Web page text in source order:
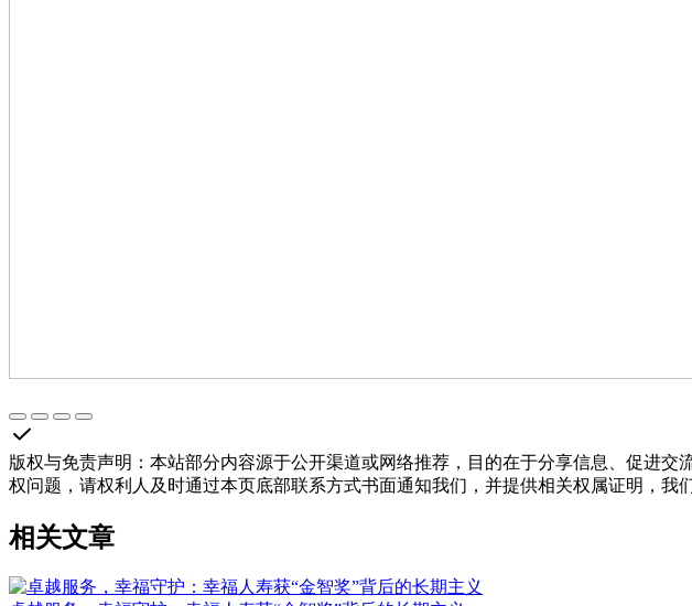
版权与免责声明 ： 本站部分内容源于公开渠道或网络推荐，目的在于分享信息、促进
权问题，请权利人及时通过本页底部联系方式书面通知我们，并提供相关权属证明，我
相关文章